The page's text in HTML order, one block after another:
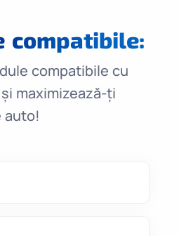
compatibile:
compatibile cu
maximizează-ți
auto!